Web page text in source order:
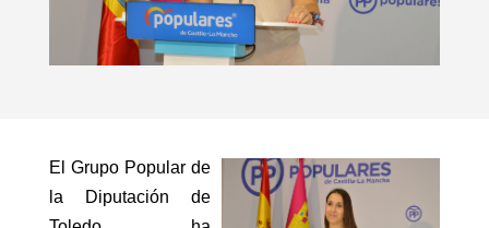
El Grupo Popular de
la Diputación de